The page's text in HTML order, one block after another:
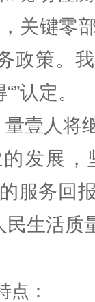
关键零
政策。
认定。
壹人将
发展，
服务回
民生活质
点 ：